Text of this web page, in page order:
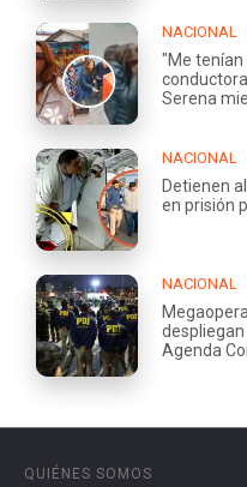
NACIONAL
"Me
Serena
NACIONAL
Detienen
en prisión
NACIONAL
Agenda
QUIÉNES SOMOS